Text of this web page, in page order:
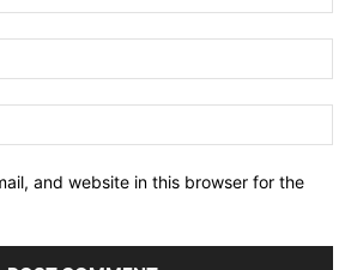
and website in this browser for the